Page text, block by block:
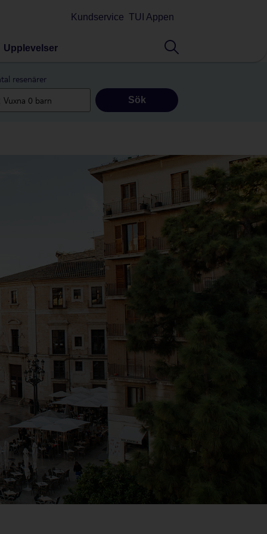
Kundservice TUI Appen
Upplevelser
resenärer
Sök